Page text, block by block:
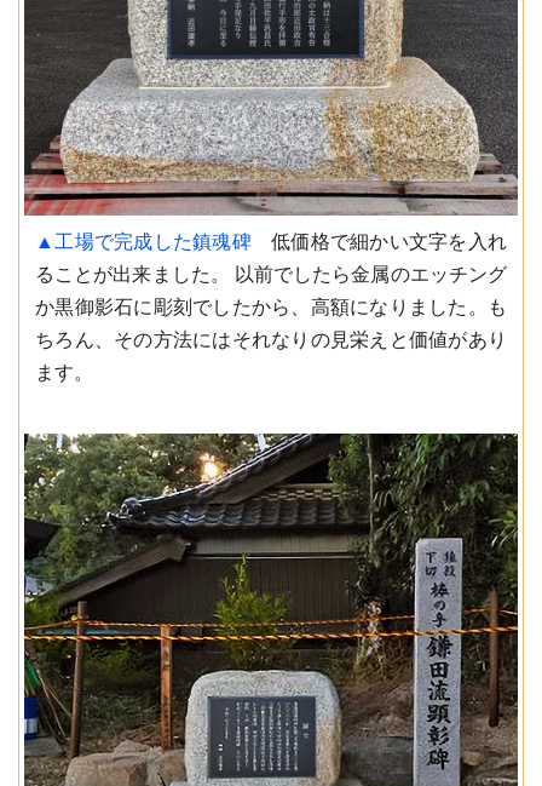
▲工場で完成した鎮魂碑低価格で細かい文字を入れ
ることが出来ました。 以前でしたら金属のエッチング
か黒御影石に彫刻でしたから、高額になりました。も
ちろん、その方法にはそれなりの見栄えと価値があり
ます。